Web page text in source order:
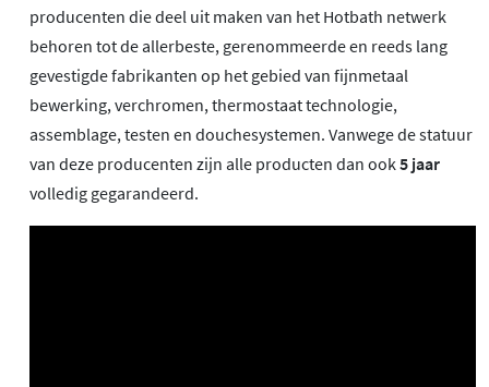
producenten die deel uit maken van het Hotbath netwerk
behoren tot de allerbeste, gerenommeerde en reeds lang
gevestigde fabrikanten op het gebied van fijnmetaal
bewerking, verchromen, thermostaat technologie,
assemblage, testen en douchesystemen. Vanwege de statuur
van deze producenten zijn alle producten dan ook5 jaar
volledig gegarandeerd.